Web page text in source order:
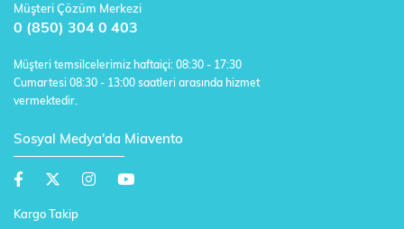
Müşteri Çözüm Merkezi
0 (850) 304 0 403
Müşteri temsilcelerimiz haftaiçi: 08:30 - 17:30
Cumartesi 08:30 - 13:00 saatleri arasında hizmet
vermektedir.
Sosyal Medya'da Miavento
Kargo Takip